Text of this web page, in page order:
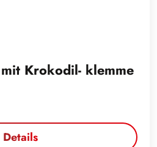
Krokodil- klemme
Details